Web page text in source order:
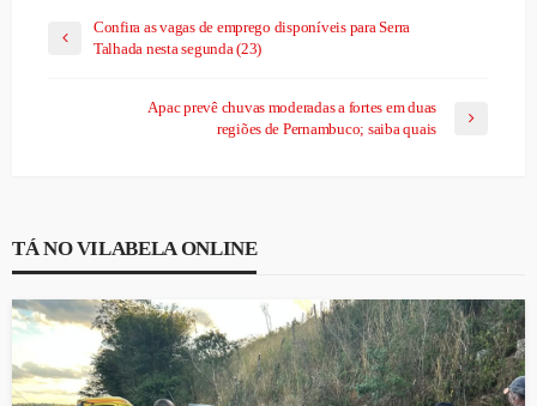
Confira as vagas de emprego disponíveis para Serra
Talhada nesta segunda (23)
Apac prevê chuvas moderadas a fortes em duas
regiões de Pernambuco; saiba quais
TÁ NO VILABELA ONLINE